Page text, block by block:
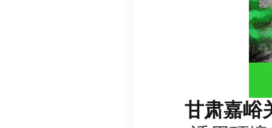
甘肃嘉峪